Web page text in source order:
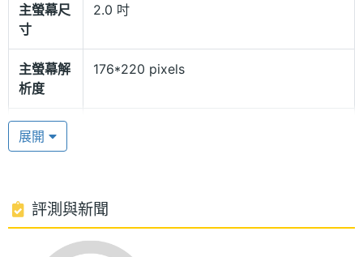
萬色 TFT LCD，而外螢幕規格則為 6 萬 5 千色 OLED
螢幕，在相機功能上，Amoi A1 內建 130 萬畫素可旋
轉式相機鏡頭，可拍攝動態影片。在音樂播放功能
上，消費者可直接透過外螢幕下方的音樂播放鍵，免
外，Amoi A1 還支援藍牙 A2DP 立體聲傳輸，音樂手
支援 MicroSD 記憶卡擴充功能
除了強大的多媒體影音功能之外，Amoi A1 同時是一
主螢幕尺
寸
2.0 吋
主螢幕解
析度
176*220 pixels
主螢幕材
質
寸
副螢幕解
96*96 pixels
展開
評測與新聞